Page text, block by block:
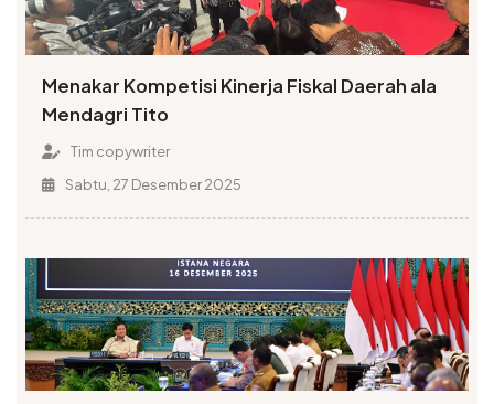
Menakar Kompetisi Kinerja Fiskal Daerah ala
Mendagri Tito
Tim copywriter
Sabtu, 27 Desember 2025